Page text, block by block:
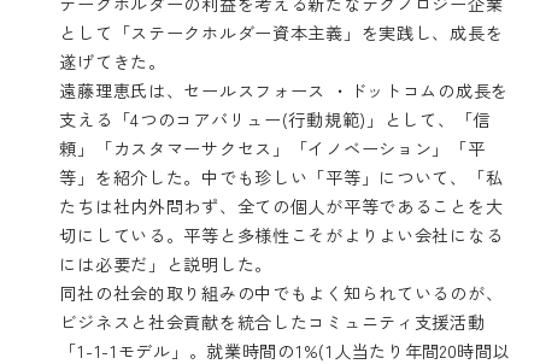
として「ステークホルダー資本主義」を実践し、成長を
遂げてきた。
遠藤理恵氏は、セールスフォース ・ドットコムの成長を
支える「4つのコアバリュー(行動規範)」として、「信
頼」「カスタマーサクセス」「イノベーション」「平
等」を紹介した。中でも珍しい「平等」について、「私
たちは社内外問わず、全ての個人が平等であることを大
切にしている。平等と多様性こそがよりよい会社になる
には必要だ」と説明した。
同社の社会的取り組みの中でもよく知られているのが、
ビジネスと社会貢献を統合したコミュニティ支援活動
「1-1-1モデル」。就業時間の1%(1人当たり年間20時間以